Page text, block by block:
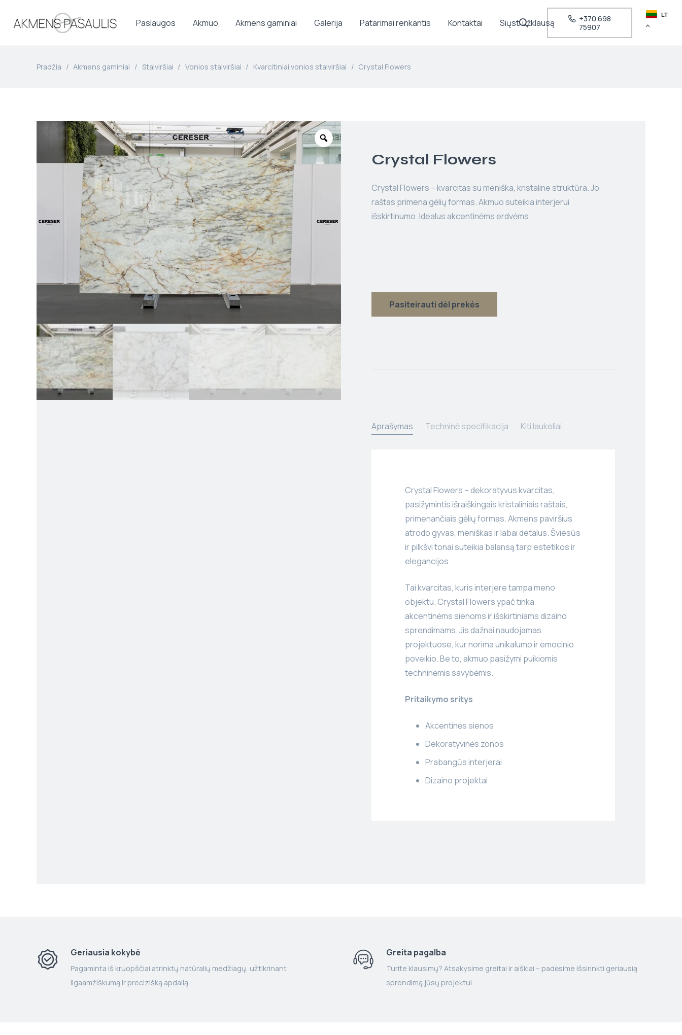
Paslaugos Akmuo Akmens gaminiai Galerija Patarimai renkantis Kontaktai Siųsti užklausą
+370 698
75907
LT
Pradžia / Akmens gaminiai / Stalviršiai / Vonios stalviršiai / Kvarcitiniai vonios stalviršiai / Crystal Flowers
Crystal Flowers
Crystal Flowers – kvarcitas su meniška, kristaline struktūra. Jo
raštas primena gėlių formas. Akmuo suteikia interjerui
išskirtinumo. Idealus akcentinėms erdvėms.
Pasiteirauti dėl prekės
Aprašymas Techninė specifikacija Kiti laukeliai
Crystal Flowers – dekoratyvus kvarcitas,
pasižymintis išraiškingais kristaliniais raštais,
primenančiais gėlių formas. Akmens paviršius
atrodo gyvas, meniškas ir labai detalus. Šviesūs
ir pilkšvi tonai suteikia balansą tarp estetikos ir
elegancijos.
Tai kvarcitas, kuris interjere tampa meno
objektu. Crystal Flowers ypač tinka
akcentinėms sienoms ir išskirtiniams dizaino
sprendimams. Jis dažnai naudojamas
projektuose, kur norima unikalumo ir emocinio
poveikio. Be to, akmuo pasižymi puikiomis
techninėmis savybėmis.
Pritaikymo sritys
Akcentinės sienos
Dekoratyvinės zonos
Prabangūs interjerai
Dizaino projektai
Geriausia kokybė
Pagaminta iš kruopščiai atrinktų natūralių medžiagų, užtikrinant
ilgaamžiškumą ir precizišką apdailą.
Greita pagalba
Turite klausimų? Atsakysime greitai ir aiškiai – padėsime išsirinkti geriausią
sprendimą jūsų projektui.